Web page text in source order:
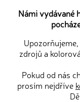
Námi vydávané
zdrojů a
Pokud od nás
prosím nejdříve